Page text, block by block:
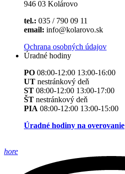
946 03 Kolárovo
tel.: 035 / 790 09 11
email: info@kolarovo.sk
Ochrana osobných údajov
Úradné hodiny
PO 08:00-12:00 13:00-16:00
UT nestránkový deň
ST 08:00-12:00 13:00-17:00
ŠT nestránkový deň
PIA 08:00-12:00 13:00-15:00
Úradné hodiny na overovanie
hore